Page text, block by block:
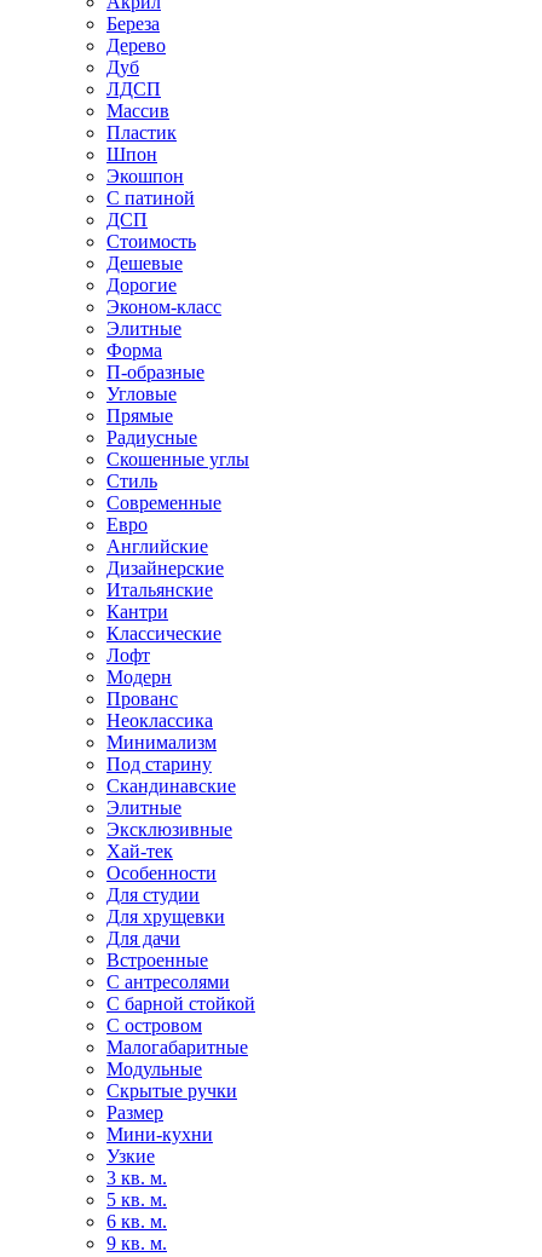
Береза
Дерево
Дуб
ЛДСП
Массив
Пластик
Шпон
Экошпон
С патиной
ДСП
Стоимость
Дешевые
Дорогие
Эконом-класс
Элитные
Форма
П-образные
Угловые
Прямые
Радиусные
Скошенные углы
Стиль
Современные
Евро
Английские
Дизайнерские
Итальянские
Кантри
Классические
Лофт
Модерн
Прованс
Неоклассика
Минимализм
Под старину
Скандинавские
Элитные
Эксклюзивные
Хай-тек
Особенности
Для студии
Для хрущевки
Для дачи
Встроенные
С антресолями
С барной стойкой
С островом
Малогабаритные
Модульные
Скрытые ручки
Размер
Мини-кухни
Узкие
3 кв. м.
5 кв. м.
6 кв. м.
9 кв. м.